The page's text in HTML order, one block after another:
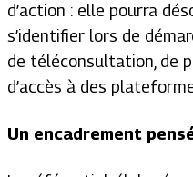
d’action : elle pourra
s’identifier lors de
de téléconsultation, de
d’accès à des
Un encadrement